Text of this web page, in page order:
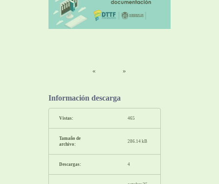
« »
Información descarga
Vistas: 465
Tamaño de
archivo:
286.14 kB
Descargas: 4